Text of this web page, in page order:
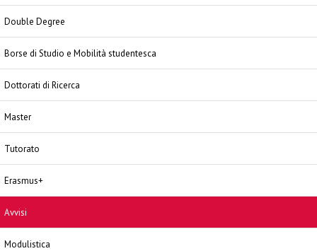
Double Degree
Borse di Studio e Mobilità studentesca
Dottorati di Ricerca
Master
Tutorato
Erasmus+
Avvisi
Modulistica